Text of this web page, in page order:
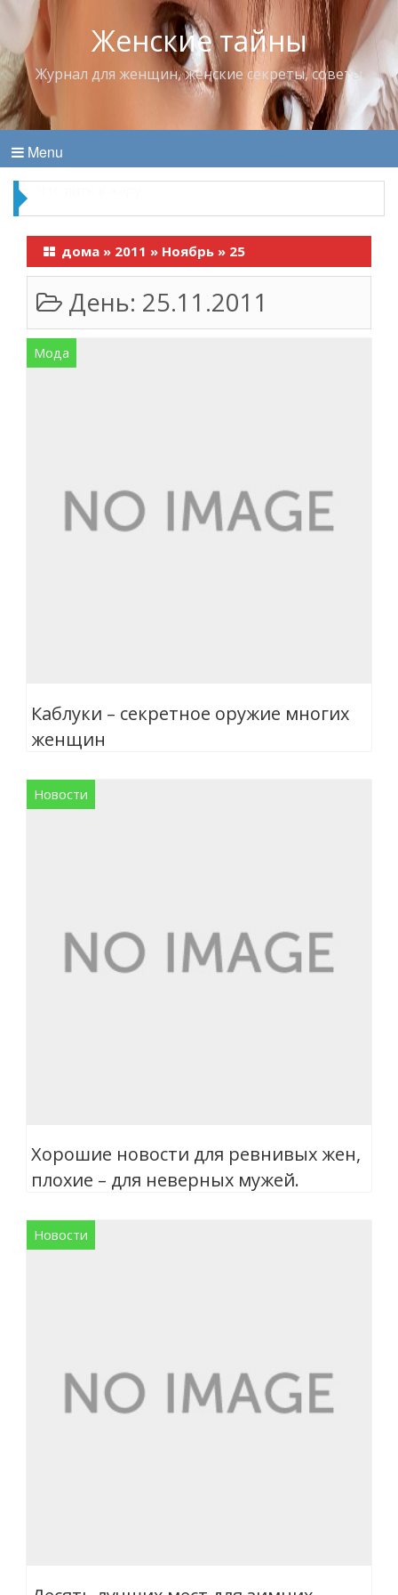
Женские тайны
Журнал для женщин, женские секреты, советы
Menu
дома » 2011 » Ноябрь » 25
День: 25.11.2011
Мода
Каблуки – секретное оружие многих
женщин
Новости
Хорошие новости для ревнивых жен,
плохие – для неверных мужей.
Новости